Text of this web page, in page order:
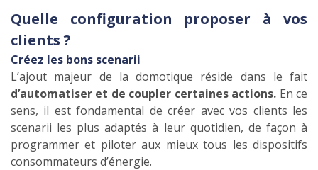
Quelle configuration proposer à vos
clients ?
Créez les bons scenarii
L’ajout majeur de la domotique réside dans le fait
d’automatiser et de coupler certaines actions. En ce
sens, il est fondamental de créer avec vos clients les
scenarii les plus adaptés à leur quotidien, de façon à
programmer et piloter aux mieux tous les dispositifs
consommateurs d’énergie.